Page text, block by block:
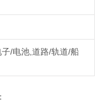
/电池,道路/轨道/船